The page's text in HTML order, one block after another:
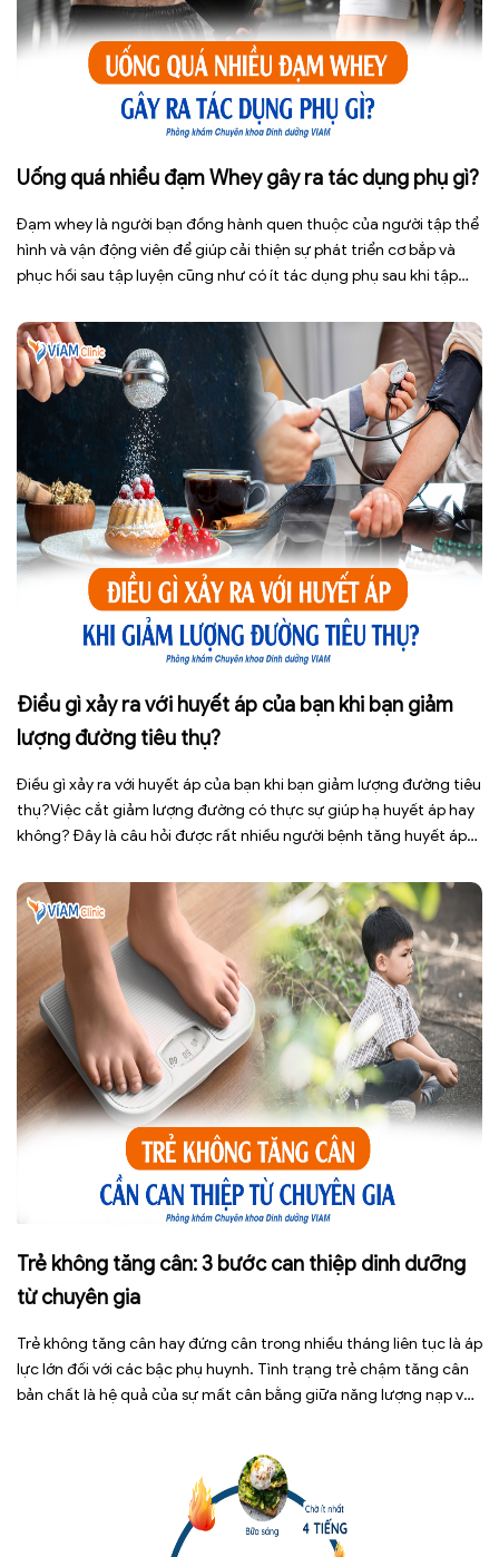
Uống quá nhiều đạm Whey gây ra tác dụng phụ gì?
Đạm whey là người bạn đồng hành quen thuộc của người tập thể
hình và vận động viên để giúp cải thiện sự phát triển cơ bắp và
phục hồi sau tập luyện cũng như có ít tác dụng phụ sau khi tập
Điều gì xảy ra với huyết áp của bạn khi bạn giảm
lượng đường tiêu thụ?
Điều gì xảy ra với huyết áp của bạn khi bạn giảm lượng đường tiêu
thụ?Việc cắt giảm lượng đường có thực sự giúp hạ huyết áp hay
không? Đây là câu hỏi được rất nhiều người bệnh tăng huyết áp
[…]
Trẻ không tăng cân: 3 bước can thiệp dinh dưỡng
từ chuyên gia
Trẻ không tăng cân hay đứng cân trong nhiều tháng liên tục là áp
lực lớn đối với các bậc phụ huynh. Tình trạng trẻ chậm tăng cân
bản chất là hệ quả của sự mất cân bằng giữa năng lượng nạp vào